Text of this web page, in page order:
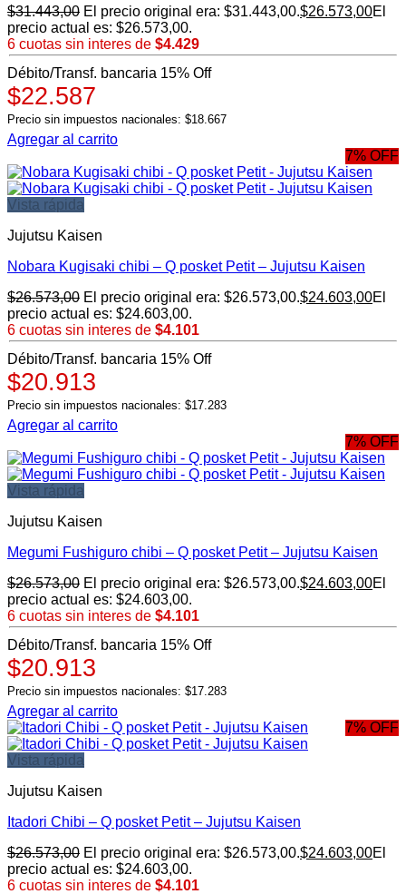
$31.443,00 El precio original era: $31.443,00.$26.573,00El
precio actual es: $26.573,00.
6 cuotas sin interes de $4.429
Débito/Transf. bancaria 15% Off
$22.587
Precio sin impuestos nacionales: $18.667
Agregar al carrito
7% OFF
Vista rápida
Jujutsu Kaisen
Nobara Kugisaki chibi – Q posket Petit – Jujutsu Kaisen
$26.573,00 El precio original era: $26.573,00.$24.603,00El
precio actual es: $24.603,00.
6 cuotas sin interes de $4.101
Débito/Transf. bancaria 15% Off
$20.913
Precio sin impuestos nacionales: $17.283
Agregar al carrito
7% OFF
Vista rápida
Jujutsu Kaisen
Megumi Fushiguro chibi – Q posket Petit – Jujutsu Kaisen
$26.573,00 El precio original era: $26.573,00.$24.603,00El
precio actual es: $24.603,00.
6 cuotas sin interes de $4.101
Débito/Transf. bancaria 15% Off
$20.913
Precio sin impuestos nacionales: $17.283
Agregar al carrito
7% OFF
Vista rápida
Jujutsu Kaisen
Itadori Chibi – Q posket Petit – Jujutsu Kaisen
$26.573,00 El precio original era: $26.573,00.$24.603,00El
precio actual es: $24.603,00.
6 cuotas sin interes de $4.101